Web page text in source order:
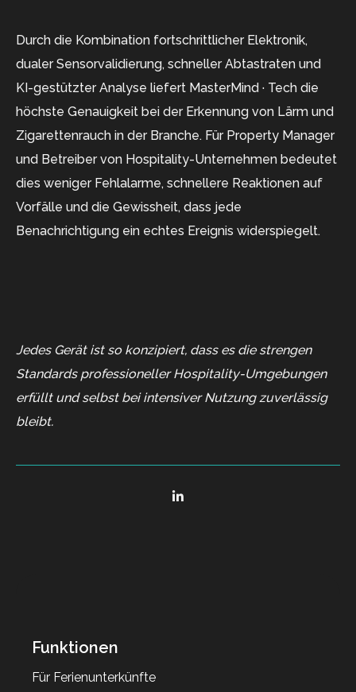
Durch die Kombination fortschrittlicher Elektronik,
dualer Sensorvalidierung, schneller Abtastraten und
KI-gestützter Analyse liefert MasterMind · Tech die
höchste Genauigkeit bei der Erkennung von Lärm und
Zigarettenrauch in der Branche. Für Property Manager
und Betreiber von Hospitality-Unternehmen bedeutet
dies weniger Fehlalarme, schnellere Reaktionen auf
Vorfälle und die Gewissheit, dass jede
Benachrichtigung ein echtes Ereignis widerspiegelt.
Jedes Gerät ist so konzipiert, dass es die strengen
Standards professioneller Hospitality-Umgebungen
erfüllt und selbst bei intensiver Nutzung zuverlässig
bleibt.
Funktionen
Für Ferienunterkünfte